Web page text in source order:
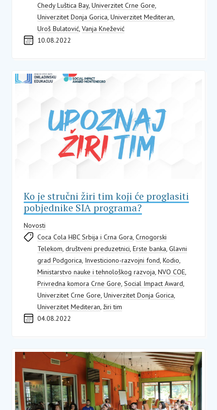
Chedy Luštica Bay, Univerzitet Crne Gore,
Univerzitet Donja Gorica, Univerzitet Mediteran,
Uroš Bulatović, Vanja Knežević
10.08.2022
Ko je stručni žiri tim koji će proglasiti
pobjednike SIA programa?
Novosti
Coca Cola HBC Srbija i Crna Gora, Crnogorski
Telekom, društveni preduzetnici, Erste banka, Glavni
grad Podgorica, Investiciono-razvojni fond, Kodio,
Ministarstvo nauke i tehnološkog razvoja, NVO COE,
Privredna komora Crne Gore, Social Impact Award,
Univerzitet Crne Gore, Univerzitet Donja Gorica,
Univerzitet Mediteran, žiri tim
04.08.2022